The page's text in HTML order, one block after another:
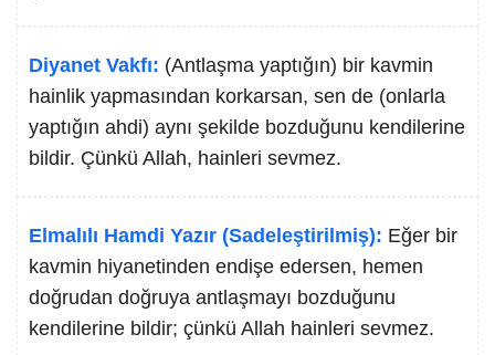
Diyanet Vakfı: (Antlaşma yaptığın) bir kavmin
hainlik yapmasından korkarsan, sen de (onlarla
yaptığın ahdi) aynı şekilde bozduğunu kendilerine
bildir. Çünkü Allah, hainleri sevmez.
Elmalılı Hamdi Yazır (Sadeleştirilmiş): Eğer bir
kavmin hiyanetinden endişe edersen, hemen
doğrudan doğruya antlaşmayı bozduğunu
kendilerine bildir; çünkü Allah hainleri sevmez.